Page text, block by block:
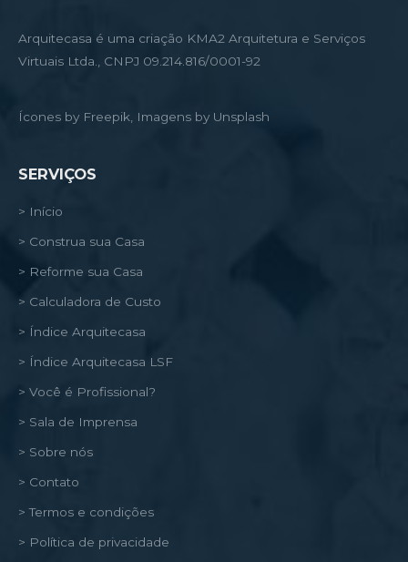
Arquitecasa é uma criação KMA2 Arquitetura e Serviços
Virtuais Ltda., CNPJ 09.214.816/0001-92
Ícones by Freepik, Imagens by Unsplash
SERVIÇOS
> Início
> Construa sua Casa
> Reforme sua Casa
> Calculadora de Custo
> Índice Arquitecasa
> Índice Arquitecasa LSF
> Você é Profissional?
> Sala de Imprensa
> Sobre nós
> Contato
> Termos e condições
> Política de privacidade